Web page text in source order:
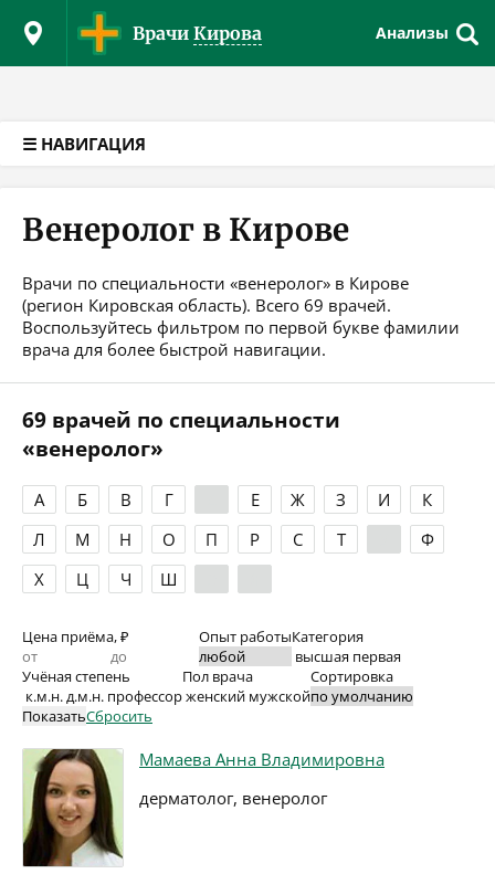
Врачи Кирова Анализы
☰ НАВИГАЦИЯ
Венеролог в Кирове
Врачи по специальности «венеролог» в Кирове
(регион Кировская область). Всего 69 врачей.
Воспользуйтесь фильтром по первой букве фамилии
врача для более быстрой навигации.
69 врачей по специальности
«венеролог»
А Б В Г Е Ж З И
К
Л
М Н О П Р С Т
Ф
Х
Ц Ч Ш
Цена приёма, ₽ Опыт работыКатегория
высшая первая
Учёная степень
к.м.н.д.м.н. профессор
Пол врача
женский мужской
Сортировка
ПоказатьСбросить
Мамаева Анна Владимировна
дерматолог, венеролог